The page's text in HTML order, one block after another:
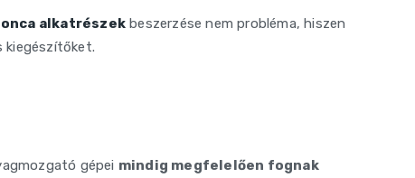
alkatrészek beszerzése nem probléma, hiszen
kiegészítőket.
gépei mindig megfelelően fognak